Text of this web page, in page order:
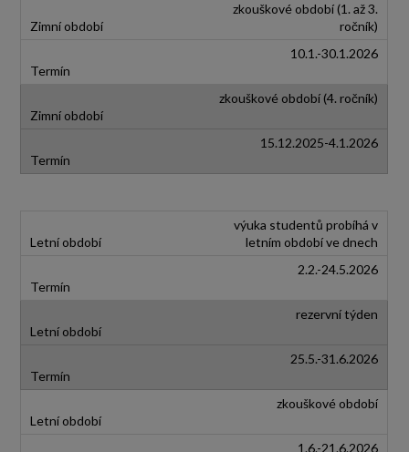
zkouškové období (1. až 3.
ročník)
10.1.-30.1.2026
zkouškové období (4. ročník)
15.12.2025-4.1.2026
výuka studentů probíhá v
letním období ve dnech
2.2.-24.5.2026
rezervní týden
25.5.-31.6.2026
zkouškové období
1.6.-21.6.2026